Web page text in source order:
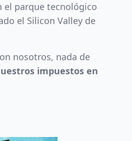
el parque tecnológico
el Silicon Valley de
nosotros, nada de
impuestos en